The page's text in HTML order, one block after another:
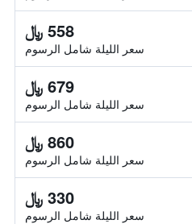
558 ﷼
سعر الليلة شامل الرسوم
679 ﷼
سعر الليلة شامل الرسوم
860 ﷼
سعر الليلة شامل الرسوم
330 ﷼
سعر الليلة شامل الرسوم